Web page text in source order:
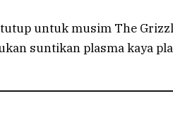
untuk musim The
suntikan plasma kaya